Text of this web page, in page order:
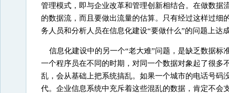
管理模式，即与企业改革和管理创新相结合。在做数据
的数据流，而且要做出流量的估算。只有经过这样过
务人员和分析人员在信息化建设“要做什么”的问题上达成
信息化建设中的另一个“老大难”问题，是缺乏数据
一个程序员在不同的时期，对同一个数据对象起了很多
乱，会从基础上把系统搞乱。如果一个城市的电话号码
代。企业信息系统中充斥着这些混乱的数据，肯定不会